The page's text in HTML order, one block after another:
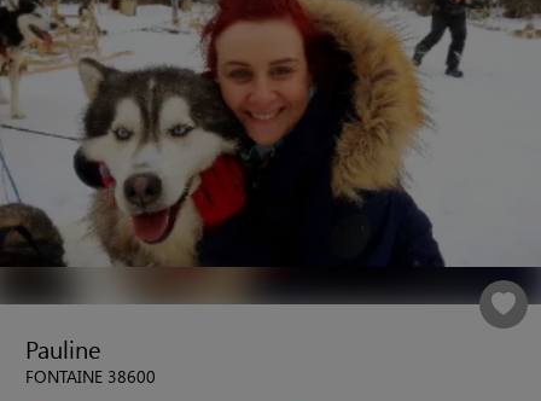
Pauline
FONTAINE 38600